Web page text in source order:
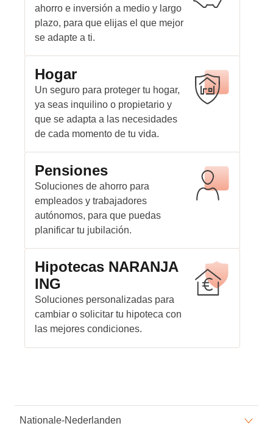
ahorro e inversión a medio y largo
plazo, para que elijas el que mejor
se adapte a ti.
Hogar
Un seguro para proteger tu hogar,
ya seas inquilino o propietario y
que se adapta a las necesidades
de cada momento de tu vida.
Pensiones
Soluciones de ahorro para
empleados y trabajadores
autónomos, para que puedas
planificar tu jubilación.
Hipotecas NARANJA
ING
Soluciones personalizadas para
cambiar o solicitar tu hipoteca con
las mejores condiciones.
Nationale-Nederlanden